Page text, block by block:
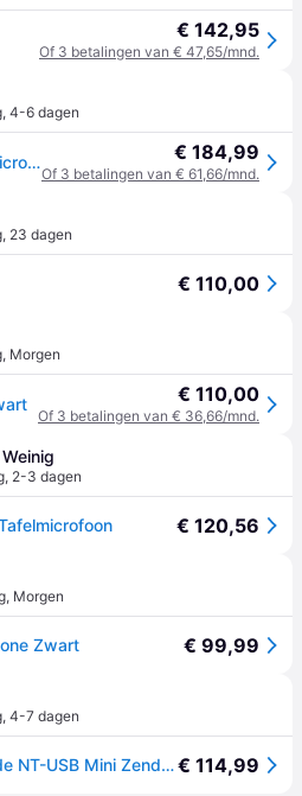
€ 142,95
Of 3 betalingen van € 47,65/mnd.
, 4-6 dagen
Rode NT-USB mini-USB-microfoon € 184,99
Of 3 betalingen van € 61,66/mnd.
, 23 dagen
€ 110,00
, Morgen
€ 110,00
Of 3 betalingen van € 36,66/mnd.
, 2-3 dagen
€ 120,56
, Morgen
Zwart € 99,99
, 4-7 dagen
Statief USB-microfoon Rode NT-USB Mini Zendmethode:USB Voet€ 114,99